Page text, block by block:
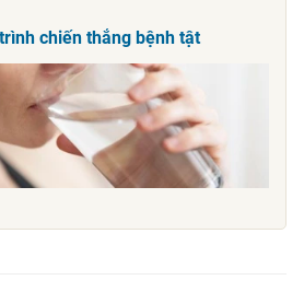
chiến thắng bệnh tật